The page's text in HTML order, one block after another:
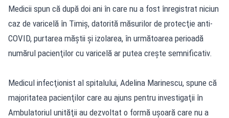
Medicii spun că după doi ani în care nu a fost înregistrat niciun
caz de varicelă în Timiş, datorită măsurilor de protecţie anti-
COVID, purtarea măştii şi izolarea, în următoarea perioadă
numărul pacienţilor cu varicelă ar putea creşte semnificativ.
Medicul infecţionist al spitalului, Adelina Marinescu, spune că
majoritatea pacienţilor care au ajuns pentru investigaţii în
Ambulatoriul unităţii au dezvoltat o formă uşoară care nu a